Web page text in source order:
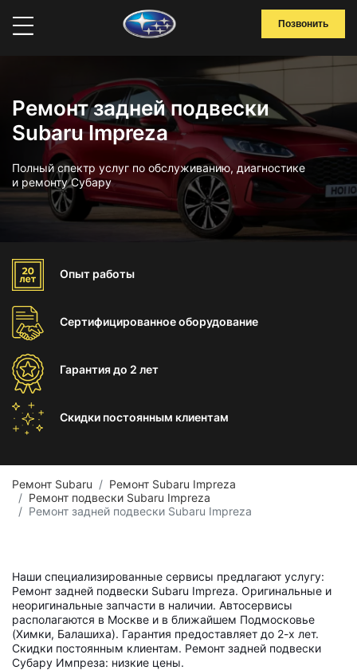
Позвонить
Ремонт задней подвески
Subaru Impreza
Полный спектр услуг по обслуживанию, диагностике
и ремонту Субару
Опыт работы
Сертифицированноеоборудование
Гарантиядо 2 лет
Скидки постоянным клиентам
Ремонт Subaru
Ремонт Subaru Impreza
Ремонт подвески Subaru Impreza
Ремонт задней подвески Subaru Impreza
Наши специализированные сервисы предлагают услугу:
Ремонт задней подвески Subaru Impreza. Оригинальные и
неоригинальные запчасти в наличии. Автосервисы
располагаются в Москве и в ближайшем Подмосковье
(Химки, Балашиха). Гарантия предоставляет до 2-х лет.
Скидки постоянным клиентам. Ремонт задней подвески
Субару Импреза: низкие цены.